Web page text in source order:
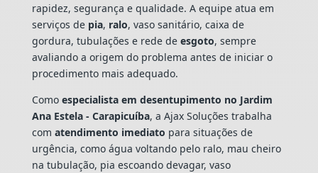
rapidez, segurança e qualidade. A equipe atua em
serviços de pia, ralo, vaso sanitário, caixa de
gordura, tubulações e rede de esgoto, sempre
avaliando a origem do problema antes de iniciar o
procedimento mais adequado.
Como especialista em desentupimento no Jardim
Ana Estela - Carapicuíba, a Ajax Soluções trabalha
com atendimento imediato para situações de
urgência, como água voltando pelo ralo, mau cheiro
na tubulação, pia escoando devagar, vaso